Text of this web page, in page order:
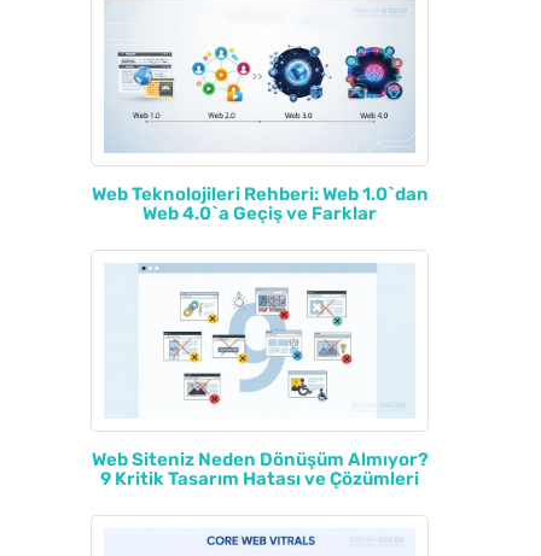
Web Teknolojileri Rehberi: Web 1.0`dan
Web 4.0`a Geçiş ve Farklar
Web Siteniz Neden Dönüşüm Almıyor?
9 Kritik Tasarım Hatası ve Çözümleri